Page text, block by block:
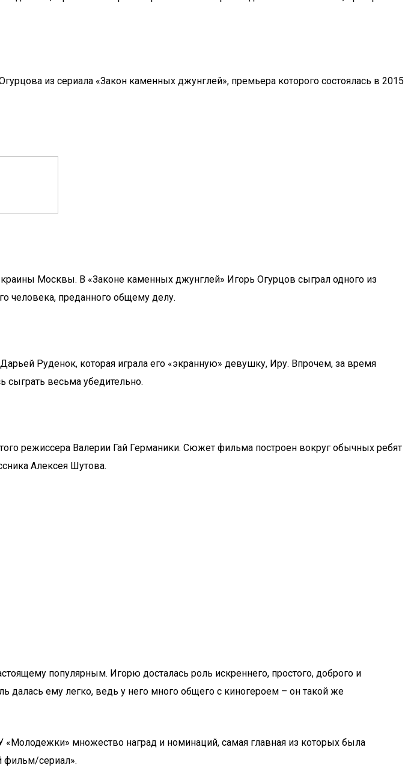
из сериала «Закон каменных джунглей», премьера которого состоялась в 2015
Москвы. В «Законе каменных джунглей» Игорь Огурцов сыграл одного из
человека, преданного общему делу.
Руденок, которая играла его «экранную» девушку, Иру. Впрочем, за время
сыграть весьма убедительно.
режиссера Валерии Гай Германики. Сюжет фильма построен вокруг обычных ребят
Алексея Шутова.
популярным. Игорю досталась роль искреннего, простого, доброго и
далась ему легко, ведь у него много общего с киногероем – он такой же
множество наград и номинаций, самая главная из которых была
фильм/сериал».